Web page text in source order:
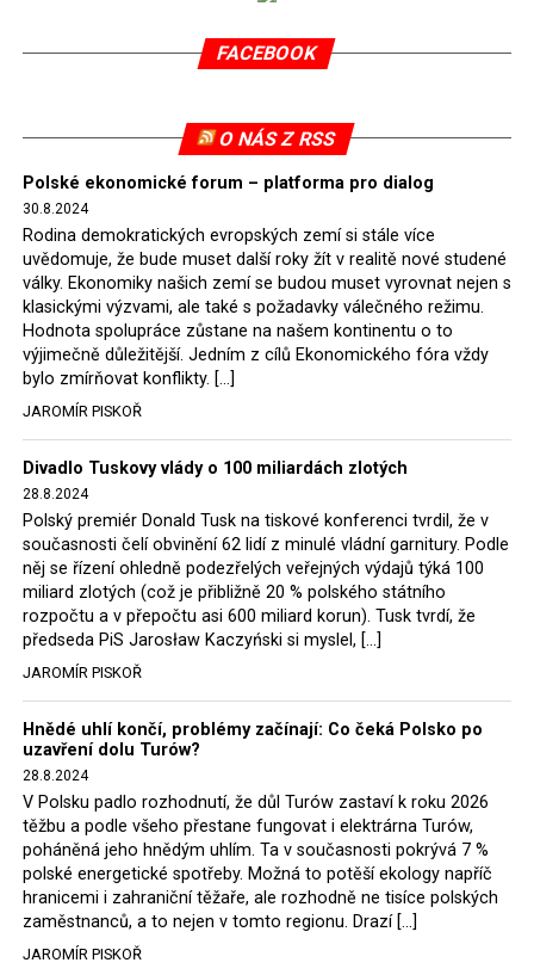
tomuto rozhodnutí nevyhověla, proto na žádost
2022, než byl tento případ z důvodu uzavření dohody
Polska s Českou republikou o odstranění příčin sporu o
důl Turów vymazán z rejstříku tribunálu. Celkem si
Polsko nechalo z přiznaných evropských fondů odečíst
asi 70 milionů eur na pokutách a 45 milionů eur
zaplatilo jako odškodnění České republice – ale jak důl,
tak elektrárna nadále fungovaly. Už tehdy zástupci
tehdejší opozice a dnes vládnoucí koalice, jako
místopředseda Občanské platformy (PO) Rafał
Hołownia, přímo řekli, že by se polská vláda měla
tomuto rozhodnutí podřídit.
Rozhodnutí polského ministra spravedlnosti jistě potěší
německé, české a polské ekology, ale i těžaře. Je těžké si
představit, že by o takové věci rozhodoval sám ministr
Bodnar. Musel získat politický souhlas vládnoucí koalice.
Stále jsou totiž platné argumenty Morawieckého vlády,
že důl i elektrárna jsou – kromě zabezpečování cca 7 %
polského energetického mixu – klíčovými podniky, spolu
se svými dceřinými společnostmi zaměstnávají cca pět
tisíc lidí. Navíc s činností dolu a elektrárny nepřímo
souvisí dalších několik desítek tisíc pracovních míst v
regionu. Zelená politika ale opět zvítězila.
Rozhodnutí polského ministra spravedlnosti jistě potěší
německé, české a polské ekology, kteří žalobu u
správního soudu podali, ale také německé a české
FACEBOOK
O NÁS Z RSS
Polské ekonomické forum – platforma pro dialog
30.8.2024
Rodina demokratických evropských zemí si stále více
uvědomuje, že bude muset další roky žít v realitě nové studené
války. Ekonomiky našich zemí se budou muset vyrovnat nejen s
klasickými výzvami, ale také s požadavky válečného režimu.
Hodnota spolupráce zůstane na našem kontinentu o to
výjimečně důležitější. Jedním z cílů Ekonomického fóra vždy
bylo zmírňovat konflikty. […]
JAROMÍR PISKOŘ
Divadlo Tuskovy vlády o 100 miliardách zlotých
28.8.2024
Polský premiér Donald Tusk na tiskové konferenci tvrdil, že v
současnosti čelí obvinění 62 lidí z minulé vládní garnitury. Podle
něj se řízení ohledně podezřelých veřejných výdajů týká 100
miliard zlotých (což je přibližně 20 % polského státního
rozpočtu a v přepočtu asi 600 miliard korun). Tusk tvrdí, že
předseda PiS Jarosław Kaczyński si myslel, […]
JAROMÍR PISKOŘ
Hnědé uhlí končí, problémy začínají: Co čeká Polsko po
uzavření dolu Turów?
28.8.2024
V Polsku padlo rozhodnutí, že důl Turów zastaví k roku 2026
těžbu a podle všeho přestane fungovat i elektrárna Turów,
poháněná jeho hnědým uhlím. Ta v současnosti pokrývá 7 %
polské energetické spotřeby. Možná to potěší ekology napříč
hranicemi i zahraniční těžaře, ale rozhodně ne tisíce polských
zaměstnanců, a to nejen v tomto regionu. Drazí […]
JAROMÍR PISKOŘ